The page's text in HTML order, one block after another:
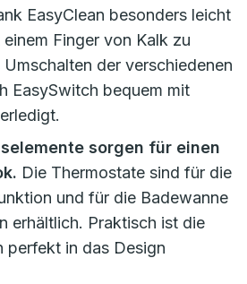
EasyClean besonders leicht
Finger von Kalk zu
der verschiedenen
EasySwitch bequem mit
sorgen für einen
Die Thermostate sind für die
und für die Badewanne
erhältlich. Praktisch ist die
perfekt in das Design